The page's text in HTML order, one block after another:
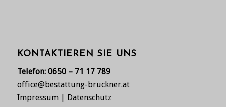
KONTAKTIEREN SIE UNS
Telefon: 0650 – 71 17 789
office@bestattung-bruckner.at
Impressum| Datenschutz